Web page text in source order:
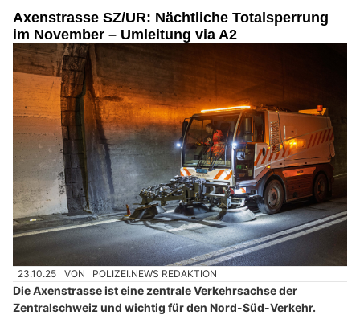
Axenstrasse SZ/UR: Nächtliche Totalsperrung
im November – Umleitung via A2
23.10.25 VON POLIZEI.NEWS REDAKTION
Die Axenstrasse ist eine zentrale Verkehrsachse der
Zentralschweiz und wichtig für den Nord-Süd-Verkehr.